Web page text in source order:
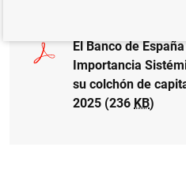
El Banco de
Importancia
su colchón de
2025 (236 KB)